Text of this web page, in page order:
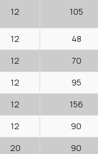
12 105
12
48
12
70
12
95
12
156
12
90
20 90